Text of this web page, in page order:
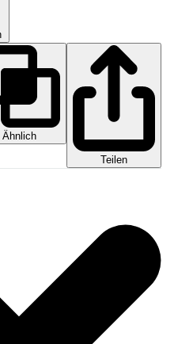
Ähnlich
Teilen